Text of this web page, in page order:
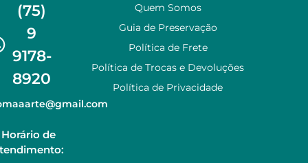
(75)
9
9178-
8920
Horário de
Quem Somos
Guia de Preservação
Política de Frete
Política de Trocas e Devoluções
Política de Privacidade